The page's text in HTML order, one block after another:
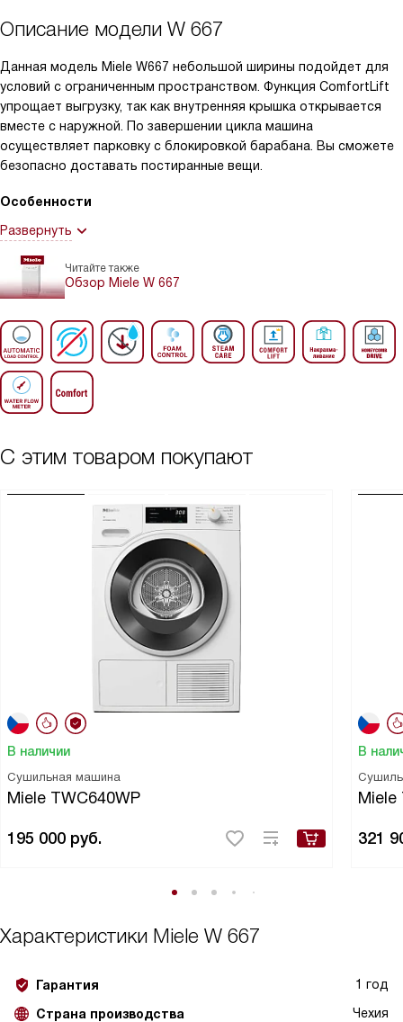
Описание модели W 667
Данная модель Miele W667 небольшой ширины подойдет для
условий с ограниченным пространством. Функция ComfortLift
упрощает выгрузку, так как внутренняя крышка открывается
вместе с наружной. По завершении цикла машина
осуществляет парковку с блокировкой барабана. Вы сможете
безопасно доставать постиранные вещи.
Особенности
Развернуть
Читайте также
Обзор Miele W 667
С этим товаром покупают
В наличии
Сушильная машина
Miele TWC640WP
195 000 руб.
В
Miele
321
Характеристики Miele W 667
Гарантия 1 год
Страна производства Чехия